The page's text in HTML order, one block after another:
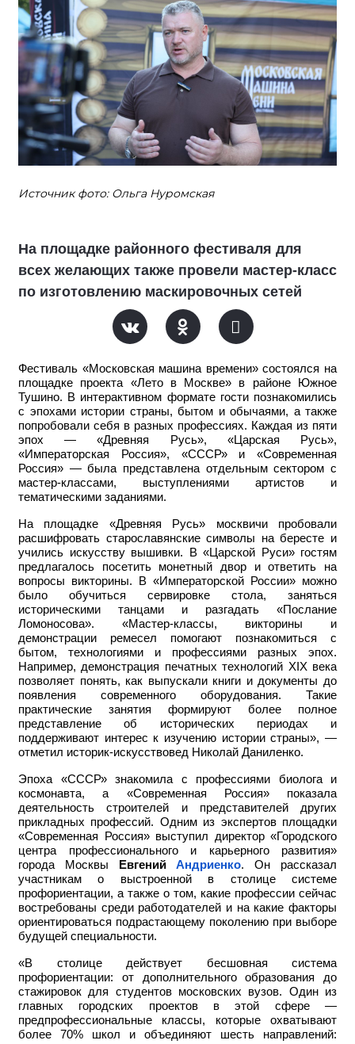
Источник фото: Ольга Нуромская
На площадке районного фестиваля для
всех желающих также провели мастер-класс
по изготовлению маскировочных сетей
Фестиваль «Московская машина времени» состоялся на
площадке проекта «Лето в Москве» в районе Южное
Тушино. В интерактивном формате гости познакомились
с эпохами истории страны, бытом и обычаями, а также
попробовали себя в разных профессиях. Каждая из пяти
эпох — «Древняя Русь», «Царская Русь»,
«Императорская Россия», «СССР» и «Современная
Россия» — была представлена отдельным сектором с
мастер-классами, выступлениями артистов и
тематическими заданиями.
На площадке «Древняя Русь» москвичи пробовали
расшифровать старославянские символы на бересте и
учились искусству вышивки. В «Царской Руси» гостям
предлагалось посетить монетный двор и ответить на
вопросы викторины. В «Императорской России» можно
было обучиться сервировке стола, заняться
историческими танцами и разгадать «Послание
Ломоносова». «Мастер-классы, викторины и
демонстрации ремесел помогают познакомиться с
бытом, технологиями и профессиями разных эпох.
Например, демонстрация печатных технологий XIX века
позволяет понять, как выпускали книги и документы до
появления современного оборудования. Такие
практические занятия формируют более полное
представление об исторических периодах и
поддерживают интерес к изучению истории страны», —
отметил историк-искусствовед Николай Даниленко.
Эпоха «СССР» знакомила с профессиями биолога и
космонавта, а «Современная Россия» показала
деятельность строителей и представителей других
прикладных профессий. Одним из экспертов площадки
«Современная Россия» выступил директор «Городского
центра профессионального и карьерного развития»
города Москвы
ЕвгенийАндриенко. Он рассказал
участникам о выстроенной в столице системе
профориентации, а также о том, какие профессии сейчас
востребованы среди работодателей и на какие факторы
ориентироваться подрастающему поколению при выборе
будущей специальности.
«В столице действует бесшовная система
профориентации: от дополнительного образования до
стажировок для студентов московских вузов. Один из
главных городских проектов в этой сфере —
предпрофессиональные классы, которые охватывают
более 70% школ и объединяют шесть направлений: